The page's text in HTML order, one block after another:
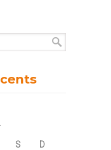
S D